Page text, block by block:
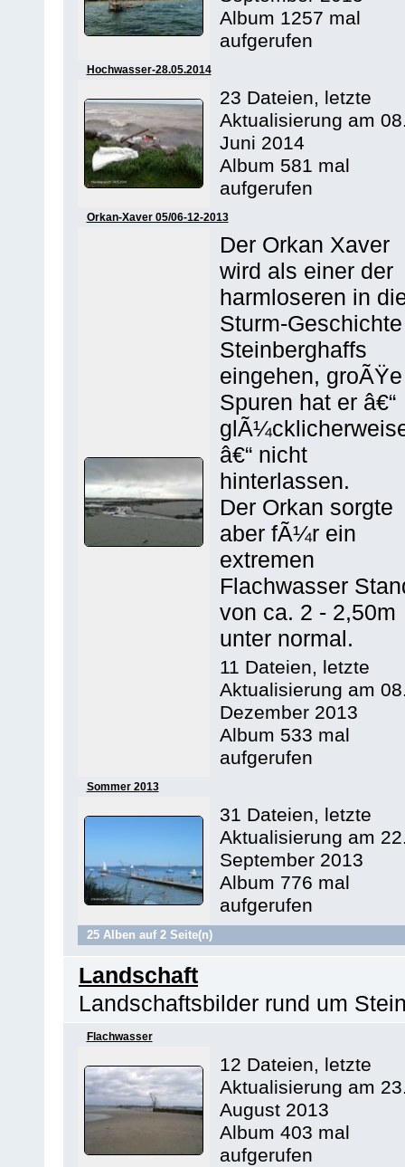
Album 1257 mal
aufgerufen
Hochwasser-28.05.2014
23 Dateien, letzte
Aktualisierung am
Juni 2014
Album 581 mal
aufgerufen
Orkan-Xaver 05/06-12-2013
Der Orkan Xaver
wird als einer der
harmloseren in
Sturm-Geschichte
Steinberghaffs
eingehen, groÃŸe
Spuren hat er â€“
â€“ nicht
hinterlassen.
Der Orkan sorgte
aber fÃ¼r ein
extremen
Flachwasser
von ca. 2 - 2,50m
unter normal.
11 Dateien, letzte
Aktualisierung am
Dezember 2013
Album 533 mal
aufgerufen
Sommer 2013
31 Dateien, letzte
Aktualisierung am
September 2013
Album 776 mal
aufgerufen
25 Alben auf 2 Seite(n)
Landschaft
Landschaftsbilder rund um
Flachwasser
12 Dateien, letzte
Aktualisierung am
August 2013
Album 403 mal
aufgerufen